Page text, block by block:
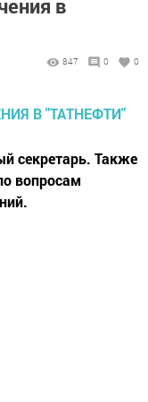
в
847 0 0
секретарь. Также
вопросам